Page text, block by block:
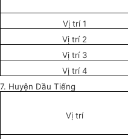
Vị trí 1
Vị trí 2
Vị trí 3
Vị trí 4
7. Huyện Dầu Tiếng
Vị trí